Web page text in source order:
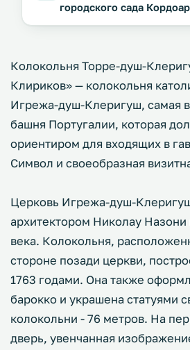
городского сада
Колокольня Торре-душ-
Клириков» — колокольня
Игрежа-душ-Клеригуш, самая
башня Португалии, которая
ориентиром для входящих в
Символ и своеобразная
Церковь Игрежа-душ-
архитектором Николау Назони
века. Колокольня,
стороне позади церкви,
1763 годами. Она также
барокко и украшена статуями
колокольни - 76 метров. На
дверь, увенчанная